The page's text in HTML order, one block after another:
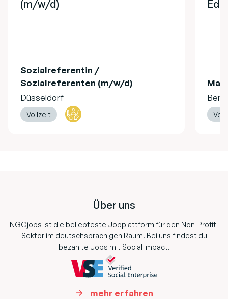
(m/w/d)
Sozialreferentin /
Sozialreferenten (m/w/d)
Düsseldorf
Vollzeit
Über uns
NGOjobs ist die beliebteste Jobplattform für den Non-Profit-
Sektor im deutschsprachigen Raum. Bei uns findest du
bezahlte Jobs mit Social Impact.
mehr erfahren